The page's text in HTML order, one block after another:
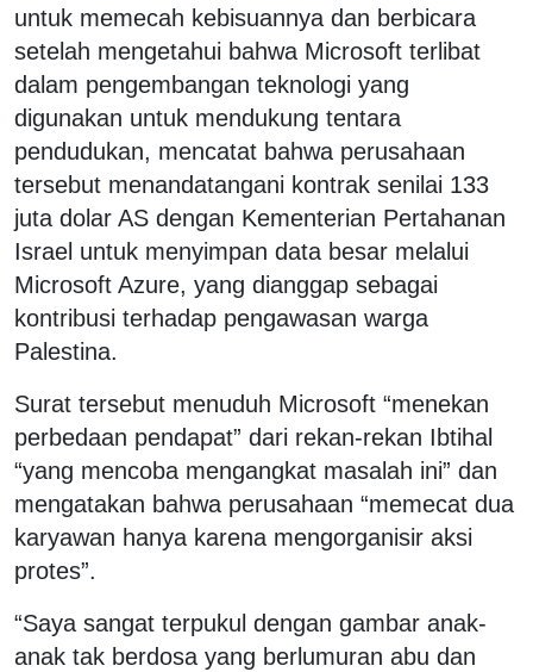
untuk memecah kebisuannya dan berbicara
setelah mengetahui bahwa Microsoft terlibat
dalam pengembangan teknologi yang
digunakan untuk mendukung tentara
pendudukan, mencatat bahwa perusahaan
tersebut menandatangani kontrak senilai 133
juta dolar AS dengan Kementerian Pertahanan
Israel untuk menyimpan data besar melalui
Microsoft Azure, yang dianggap sebagai
kontribusi terhadap pengawasan warga
Palestina.
Surat tersebut menuduh Microsoft “menekan
perbedaan pendapat” dari rekan-rekan Ibtihal
“yang mencoba mengangkat masalah ini” dan
mengatakan bahwa perusahaan “memecat dua
karyawan hanya karena mengorganisir aksi
protes”.
“Saya sangat terpukul dengan gambar anak-
anak tak berdosa yang berlumuran abu dan